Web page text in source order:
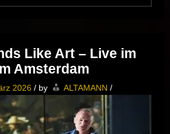
FERNSEHEN!
+++
DOKUMENTATION!
FÜR
MUSIKFREUNDE!
+++
LEGENDEN
–
Like Art – Live im
Amsterdam
2026 / by ALTAMANN /